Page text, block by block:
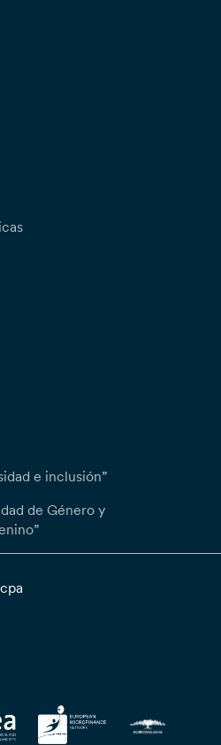
e inclusión”
de Género y